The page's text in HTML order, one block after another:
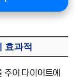
효과적
어 다이어트에